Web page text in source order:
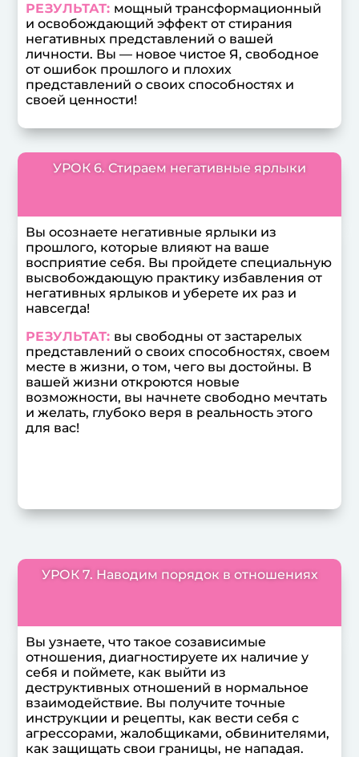
РЕЗУЛЬТАТ: мощный трансформационный
и освобождающий эффект от стирания
негативных представлений о вашей
личности. Вы — новое чистое Я, свободное
от ошибок прошлого и плохих
представлений о своих способностях и
своей ценности!
УРОК 6. Стираем негативные ярлыки
Вы осознаете негативные ярлыки из
прошлого, которые влияют на ваше
восприятие себя. Вы пройдете специальную
высвобождающую практику избавления от
негативных ярлыков и уберете их раз и
навсегда!
РЕЗУЛЬТАТ: вы свободны от застарелых
представлений о своих способностях, своем
месте в жизни, о том, чего вы достойны. В
вашей жизни откроются новые
возможности, вы начнете свободно мечтать
и желать, глубоко веря в реальность этого
для вас!
УРОК 7. Наводим порядок в отношениях
Вы узнаете, что такое созависимые
отношения, диагностируете их наличие у
себя и поймете, как выйти из
деструктивных отношений в нормальное
взаимодействие. Вы получите точные
инструкции и рецепты, как вести себя с
агрессорами, жалобщиками, обвинителями,
как защищать свои границы, не нападая.